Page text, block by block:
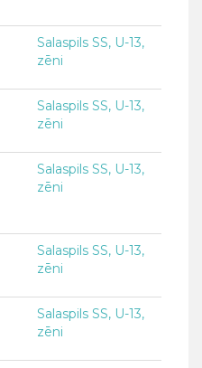
Salaspils SS, U-13,
zēni
Salaspils SS, U-13,
zēni
Salaspils SS, U-13,
zēni
Salaspils SS, U-13,
zēni
Salaspils SS, U-13,
zēni